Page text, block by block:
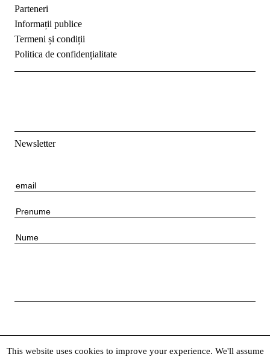
Parteneri
Informații publice
Termeni și condiții
Politica de confidențialitate
Newsletter
E
a
i
P
e
e
N
This website uses cookies to improve your experience. We'll assume